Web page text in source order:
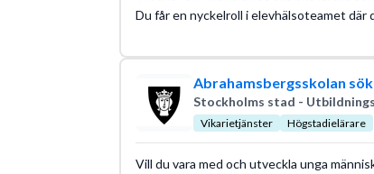
Du får en nyckelroll i elevhälsoteamet där
Abrahamsbergsskolan
Stockholms stad -
Vikarietjänster Högstadielärare
Vill du vara med och utveckla unga